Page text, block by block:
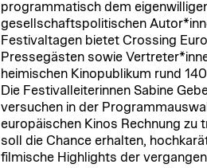
programmatisch dem
gesellschaftspolitischen
Festivaltagen bietet Crossing
Pressegästen sowie
heimischen Kinopublikum rund
Die Festivalleiterinnen Sabine
versuchen in der
europäischen Kinos Rechnung zu
soll die Chance erhalten,
filmische Highlights der